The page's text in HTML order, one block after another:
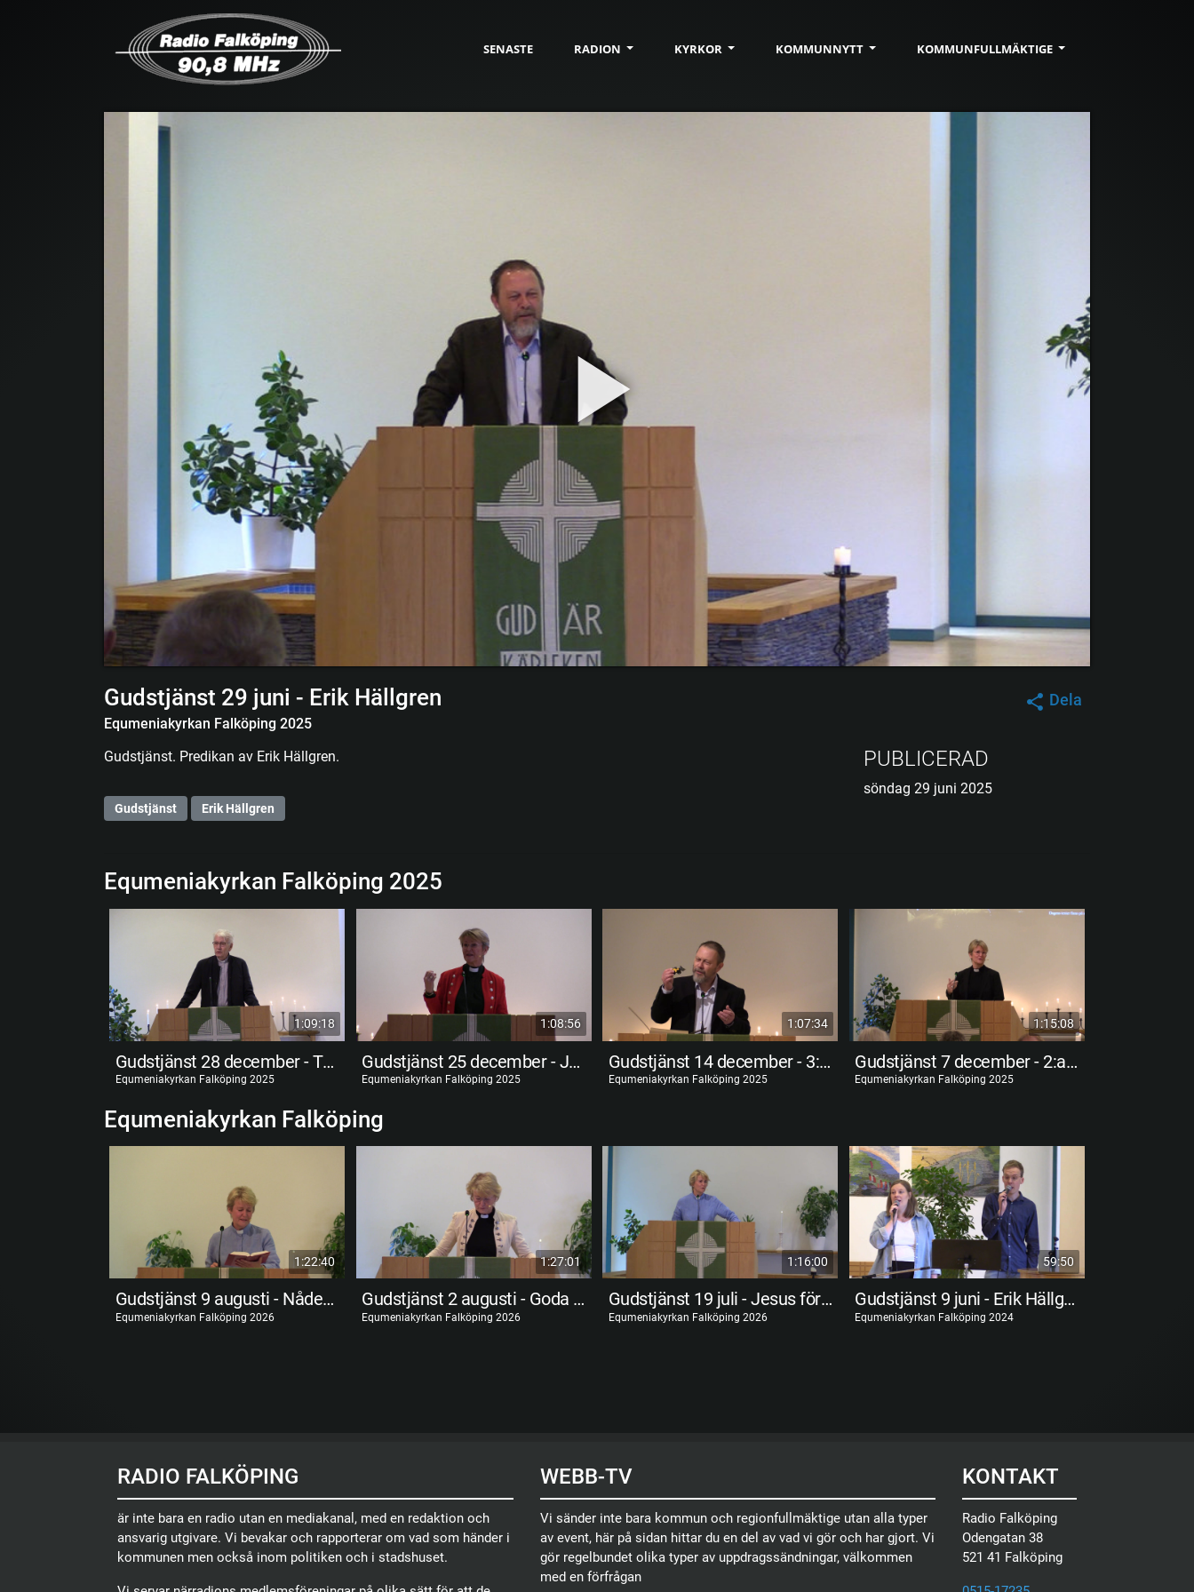
SENASTE RADION KYRKOR KOMMUNNYTT KOMMUNFULLMÄKTIGE
Dela
Gudstjänst 29 juni - Erik Hällgren
Equmeniakyrkan Falköping 2025
Gudstjänst. Predikan av Erik Hällgren.
Gudstjänst Erik Hällgren
PUBLICERAD
söndag 29 juni 2025
Equmeniakyrkan Falköping 2025
1:09:18
Gudstjänst 28 december - Torbjörn Lantz
Equmeniakyrkan Falköping 2025
1:08:56
Gudstjänst 25 december - Juldagsgudstjänst
Equmeniakyrkan Falköping 2025
1:07:34
Gudstjänst 14 december - 3:e advent
Equmeniakyrkan Falköping 2025
1:15:08
Gudstjänst 7 december - 2:a advent
Equmeniakyrkan Falköping 2025
Equmeniakyrkan Falköping
1:22:40
Gudstjänst 9 augusti - Nådens gåvor
Equmeniakyrkan Falköping 2026
1:27:01
Gudstjänst 2 augusti - Goda förvaltare
Equmeniakyrkan Falköping 2026
1:16:00
Gudstjänst 19 juli - Jesus förhärligad
Equmeniakyrkan Falköping 2026
59:50
Gudstjänst 9 juni - Erik Hällgren
Equmeniakyrkan Falköping 2024
RADIO FALKÖPING
är inte bara en radio utan en mediakanal, med en redaktion och
ansvarig utgivare. Vi bevakar och rapporterar om vad som händer i
kommunen men också inom politiken och i stadshuset.
WEBB-TV
Vi sänder inte bara kommun och regionfullmäktige utan alla typer
av event, här på sidan hittar du en del av vad vi gör och har gjort. Vi
gör regelbundet olika typer av uppdragssändningar, välkommen
med en förfrågan
KONTAKT
Radio Falköping
Odengatan 38
521 41 Falköping